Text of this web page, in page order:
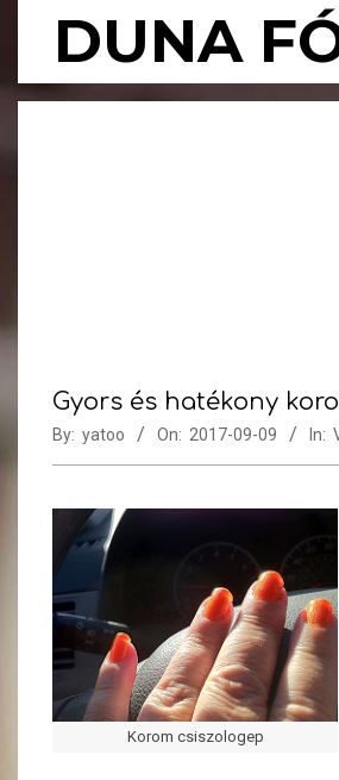
DUNA
Gyors és hatékony
By: yatoo On: 2017-09-09 In:
Korom csiszologep